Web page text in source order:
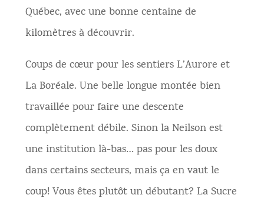
Québec, avec une bonne centaine de
kilomètres à découvrir.
Coups de cœur pour les sentiers L’Aurore et
La Boréale. Une belle longue montée bien
travaillée pour faire une descente
complètement débile. Sinon la Neilson est
une institution là-bas… pas pour les doux
dans certains secteurs, mais ça en vaut le
coup! Vous êtes plutôt un débutant? La Sucre